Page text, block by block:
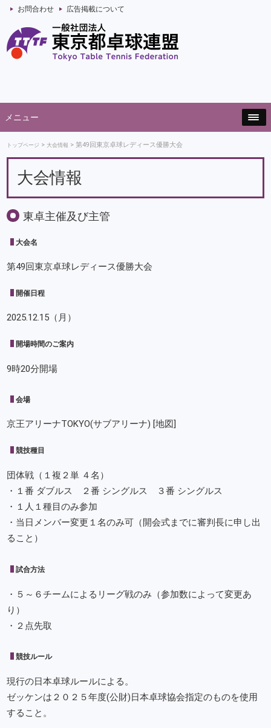
お問合わせ 広告掲載について
メニュー
トップページ 大会情報 第49回東京卓球レディース優勝大会
大会情報
東卓主催及び主管
大会名
第49回東京卓球レディース優勝大会
開催日程
2025.12.15（月）
開場時間のご案内
9時20分開場
会場
京王アリーナTOKYO(サブアリーナ) [地図]
競技種目
団体戦（１複２単 ４名）
・１番 ダブルス ２番 シングルス ３番 シングルス
・１人１種目のみ参加
・当日メンバー変更１名のみ可（開会式までに審判長に申し出
ること）
試合方法
・５～６チームによるリーグ戦のみ（参加数によって変更あ
り）
・２点先取
競技ルール
現行の日本卓球ルールによる。
ゼッケンは２０２５年度(公財)日本卓球協会指定のものを使用
すること。